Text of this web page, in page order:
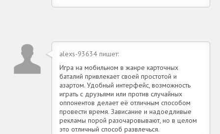
alexs-93634 пишет:
Игра на мобильном в жанре карточных
баталий привлекает своей простотой и
азартом. Удобный интерфейс, возможность
играть с друзьями или против случайных
оппонентов делает её отличным способом
провести время. Зависание и надоедливые
рекламы порой разочаровывают, но в целом
это отличный способ развлечься.